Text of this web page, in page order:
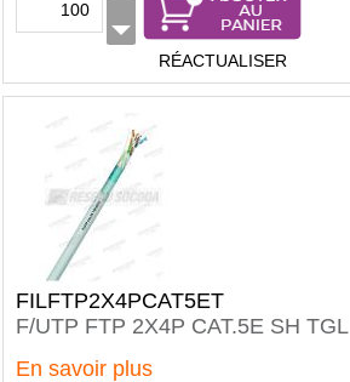
RÉACTUALISER
FILFTP2X4PCAT5ET
F/UTP FTP 2X4P CAT.5E SH TGL
En savoir plus